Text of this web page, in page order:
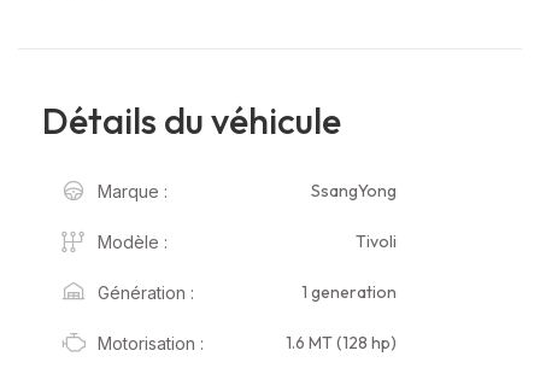
Détails du véhicule
Marque : SsangYong
Modèle : Tivoli
Génération : 1 generation
Motorisation : 1.6 MT (128 hp)